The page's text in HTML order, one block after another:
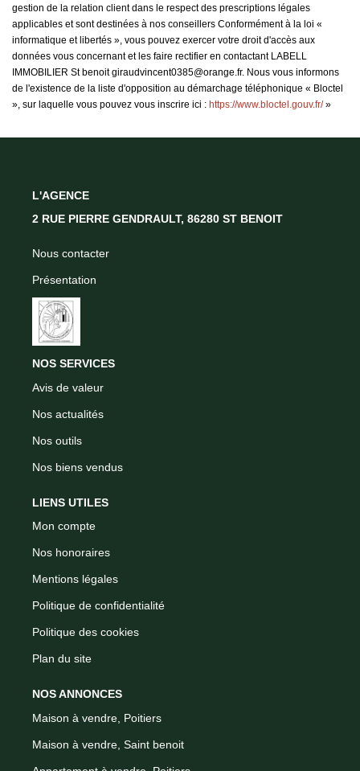
gestion de la relation client dans le respect des prescriptions légales
applicables et sont destinées à nos conseillers Conformément à la loi «
informatique et libertés », vous pouvez exercer votre droit d'accès aux
données vous concernant et les faire rectifier en contactant LABELL
IMMOBILIER St benoit giraudvincent0385@orange.fr. Nous vous informons
de l'existence de la liste d'opposition au démarchage téléphonique « Bloctel
», sur laquelle vous pouvez vous inscrire ici : https://www.bloctel.gouv.fr/»
L'AGENCE
2 RUE PIERRE GENDRAULT, 86280 ST BENOIT
Nous contacter
Présentation
NOS SERVICES
Avis de valeur
Nos actualités
Nos outils
Nos biens vendus
LIENS UTILES
Mon compte
Nos honoraires
Mentions légales
Politique de confidentialité
Politique des cookies
Plan du site
NOS ANNONCES
Maison à vendre, Poitiers
Maison à vendre, Saint benoit